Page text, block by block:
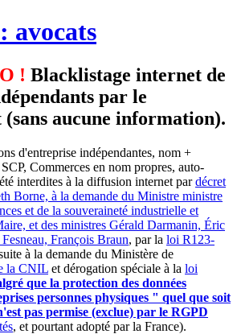
avocats
! Blacklistage internet de
par le
(sans aucune information).
d'entreprise indépendantes, nom +
Commerces en nom propres, auto-
interdites à la diffusion internet pardécret
Borne, à la demande du Ministre ministre
et de la souveraineté industrielle et
et des ministres Gérald Darmanin, Éric
François Braun, par la loi R123-
à la demande du Ministère de
la CNIL et dérogation spéciale à la loi
que la protection des données
personnes physiques " quel que soit
pas permise (exclue) par le RGPD
, et pourtant adopté par la France).